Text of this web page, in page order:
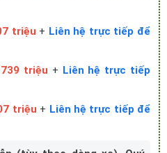
triệu + Liên hệ trực tiếp để
739 triệu + Liên hệ trực tiếp
triệu + Liên hệ trực tiếp để